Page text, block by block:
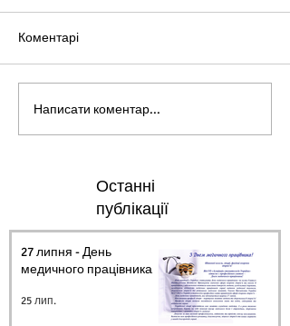
Коментарі
Написати коментар...
Останні
публікації
27 липня - День
медичного працівника.
25 лип.